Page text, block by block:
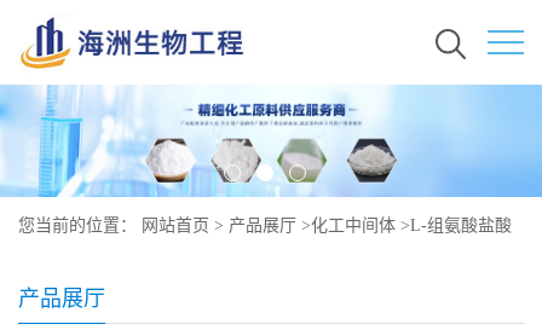
您当前的位置： 网站首页 > 产品展厅 >化工中间体 >L-组氨酸盐酸
产品展厅